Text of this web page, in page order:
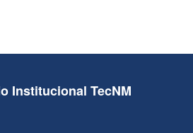
Institucional TecNM